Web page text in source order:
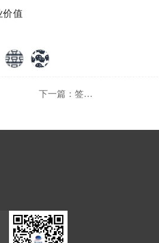
价值
下一篇：签约不停 | 品牌合作 创赢未来